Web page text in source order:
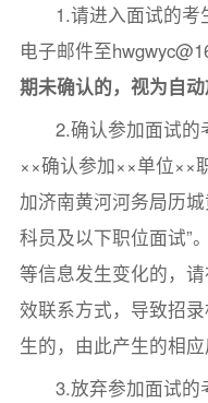
1.请进入面试的考
电子邮件至
期未确认的，视为自动
2.确认参加面试的
××确认参加××单位××
加济南黄河河务局历
科员及以下职位面试”
等信息发生变化的，
效联系方式，导致招
生的，由此产生的相应
3.放弃参加面试的